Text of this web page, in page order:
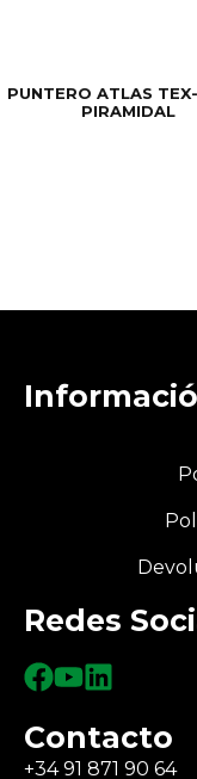
PUNTERO ATLAS
PIRAMIDAL
Redes
Contacto
+34 91 871 90 64